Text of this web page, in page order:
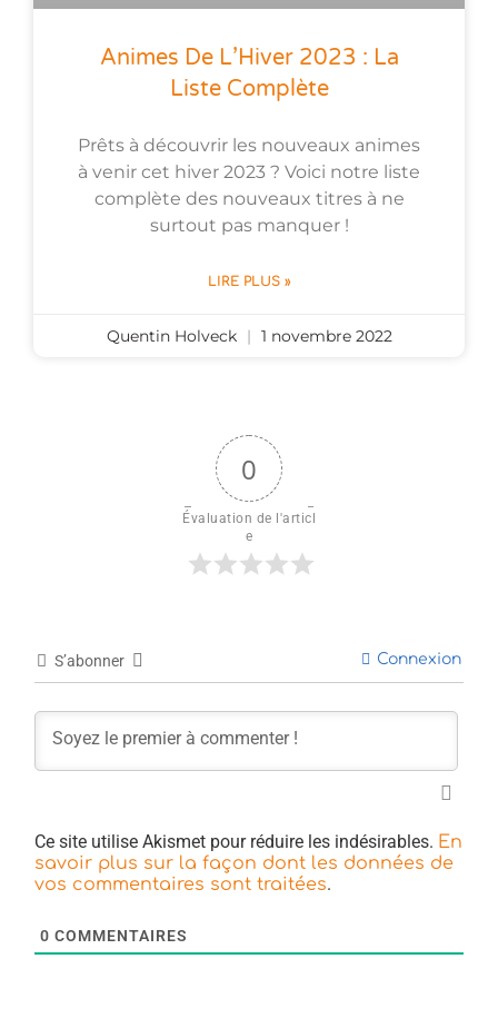
Animes De L’Hiver 2023 : La
Liste Complète
Prêts à découvrir les nouveaux animes
à venir cet hiver 2023 ? Voici notre liste
complète des nouveaux titres à ne
surtout pas manquer !
LIRE PLUS »
Quentin Holveck 1 novembre 2022
0
Évaluation de l'articl
e
S’abonner Connexion
Ce site utilise Akismet pour réduire les indésirables. En
savoir plus sur la façon dont les données de
vos commentaires sont traitées.
0 COMMENTAIRES